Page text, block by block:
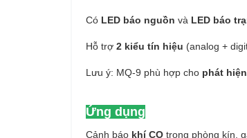
Có LED báo nguồn và LED báo
Hỗ trợ 2 kiểu tín hiệu (analog +
Lưu ý: MQ-9 phù hợp cho phát
Ứng dụng
Cảnh báo khí CO trong phòng kín,